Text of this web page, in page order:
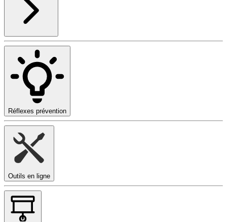
Réflexes prévention
Outils en ligne